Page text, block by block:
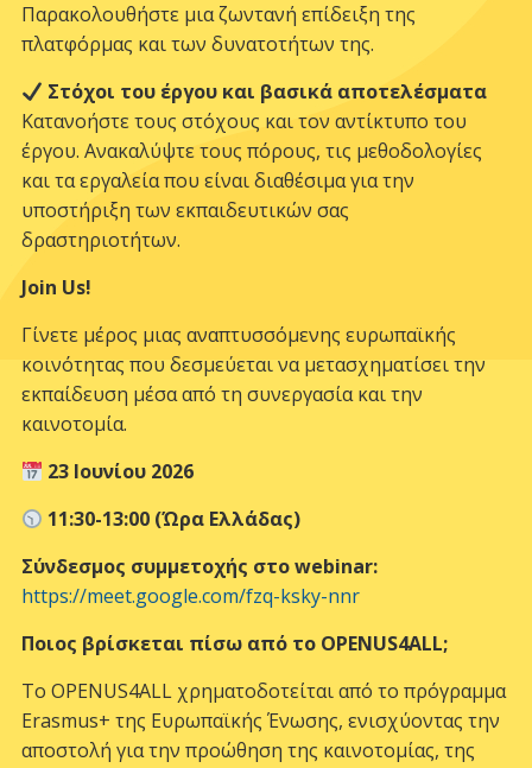
Παρακολουθήστε μια ζωντανή επίδειξη της
πλατφόρμας και των δυνατοτήτων της.
Στόχοι του έργου και βασικά αποτελέσματα
Κατανοήστε τους στόχους και τον αντίκτυπο του
έργου. Ανακαλύψτε τους πόρους, τις μεθοδολογίες
και τα εργαλεία που είναι διαθέσιμα για την
υποστήριξη των εκπαιδευτικών σας
δραστηριοτήτων.
Join Us!
Γίνετε μέρος μιας αναπτυσσόμενης ευρωπαϊκής
κοινότητας που δεσμεύεται να μετασχηματίσει την
εκπαίδευση μέσα από τη συνεργασία και την
καινοτομία.
23 Ιουνίου 2026
11:30-13:00 (Ώρα Ελλάδας)
Σύνδεσμος συμμετοχής στο webinar:
https://meet.google.com/fzq-ksky-nnr
Ποιος βρίσκεται πίσω από το OPENUS4ALL;
Το OPENUS4ALL χρηματοδοτείται από το πρόγραμμα
Erasmus+ της Ευρωπαϊκής Ένωσης, ενισχύοντας την
αποστολή για την προώθηση της καινοτομίας, της